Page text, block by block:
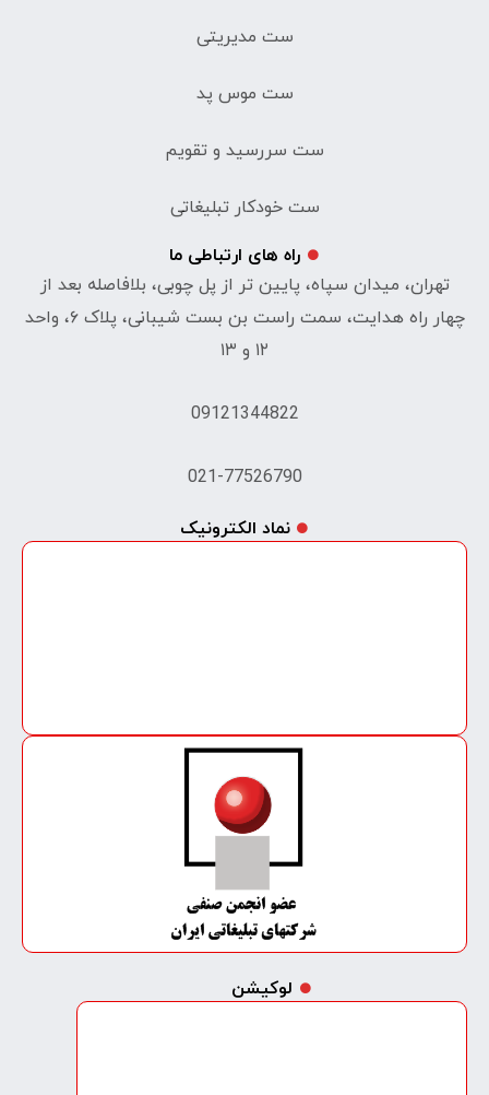
ست مدیریتی
ست موس پد
ست سررسید و تقویم
ست خودکار تبلیغاتی
راه های ارتباطی ما
تهران، میدان سپاه، پایین تر از پل چوبی، بلافاصله بعد از
چهار راه هدایت، سمت راست بن بست شیبانی، پلاک ۶، واحد
۱۲ و ۱۳
09121344822
021-77526790
نماد الکترونیک
لوکیشن